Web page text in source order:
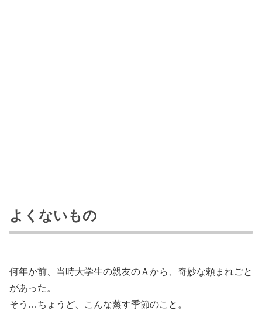
よくないもの
何年か前、当時大学生の親友のＡから、奇妙な頼まれごと
があった。
そう…ちょうど、こんな蒸す季節のこと。